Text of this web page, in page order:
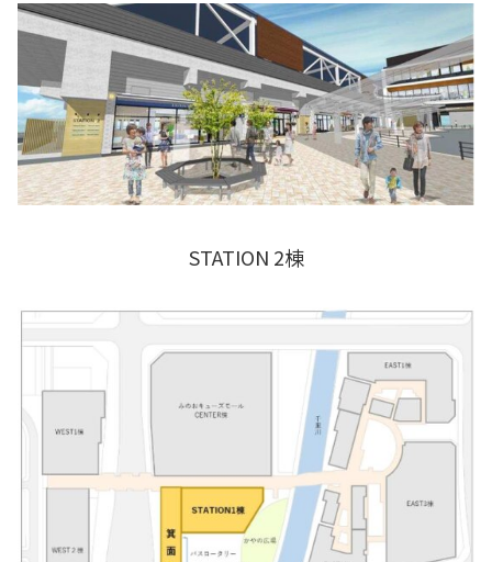
STATION 2棟